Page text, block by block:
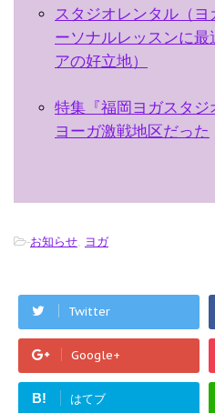
スタジオレンタル（
ーソナルレッスンに最
アの好立地）
特集『福岡ヨガスタ
ヨーガ激戦地区だった
-お知らせ ヨガ
Twitter
Google+
B! はてブ